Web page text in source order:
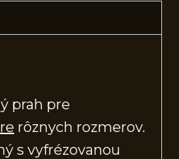
prah pre
rôznych rozmerov.
s vyfrézovanou